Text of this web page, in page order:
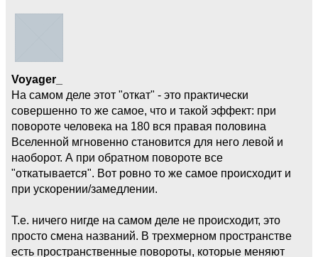
Voyager_
На самом деле этот "откат" - это практически
совершенно то же самое, что и такой эффект: при
повороте человека на 180 вся правая половина
Вселенной мгновенно становится для него левой и
наоборот. А при обратном повороте все
"откатывается". Вот ровно то же самое происходит и
при ускорении/замедлении.
Т.е. ничего нигде на самом деле не происходит, это
просто смена названий. В трехмерном пространстве
есть пространственные повороты, которые меняют